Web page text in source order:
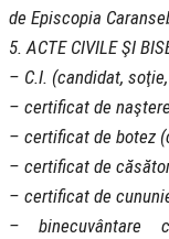
de Episcopia
5. ACTE CIVILE ŞI
– C.I. (candidat,
– certificat de
– certificat de botez
– certificat de
– certificat de
– binecuvântare